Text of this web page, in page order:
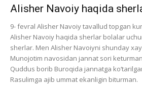
Alisher Navoiy haqida
9- fevral Alisher Navoiy tavallud topgan
Alisher Navoiy haqida sherlar bolalar
sherlar. Men Alisher Navoiyni shunday
Munojotim navosidan jannat sori
Quddus borib Buroqida jannatga
Rasulimga ajib ummat ekanligin biturman.